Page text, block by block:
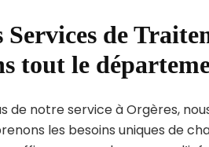
Services de
tout le
de notre service à Orgères,
les besoins uniques de